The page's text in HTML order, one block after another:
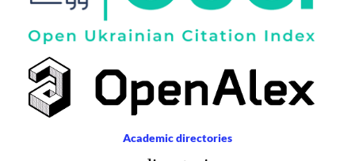
Academic directories